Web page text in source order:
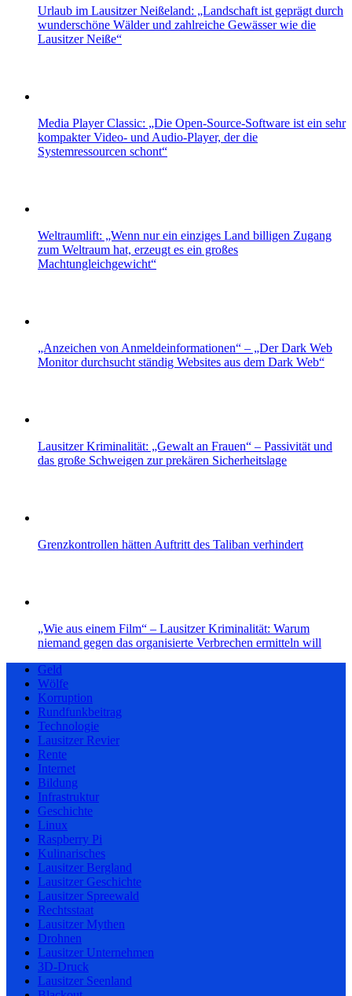
Urlaub im Lausitzer Neißeland: „Landschaft ist geprägt durch
wunderschöne Wälder und zahlreiche Gewässer wie die
Lausitzer Neiße“
Media Player Classic: „Die Open-Source-Software ist ein sehr
kompakter Video- und Audio-Player, der die
Systemressourcen schont“
Weltraumlift: „Wenn nur ein einziges Land billigen Zugang
zum Weltraum hat, erzeugt es ein großes
Machtungleichgewicht“
„Anzeichen von Anmeldeinformationen“ – „Der Dark Web
Monitor durchsucht ständig Websites aus dem Dark Web“
Lausitzer Kriminalität: „Gewalt an Frauen“ – Passivität und
das große Schweigen zur prekären Sicherheitslage
Grenzkontrollen hätten Auftritt des Taliban verhindert
„Wie aus einem Film“ – Lausitzer Kriminalität: Warum
niemand gegen das organisierte Verbrechen ermitteln will
Geld
Wölfe
Korruption
Rundfunkbeitrag
Technologie
Lausitzer Revier
Rente
Internet
Bildung
Infrastruktur
Geschichte
Linux
Raspberry Pi
Kulinarisches
Lausitzer Bergland
Lausitzer Geschichte
Lausitzer Spreewald
Rechtsstaat
Lausitzer Mythen
Drohnen
Lausitzer Unternehmen
3D-Druck
Lausitzer Seenland